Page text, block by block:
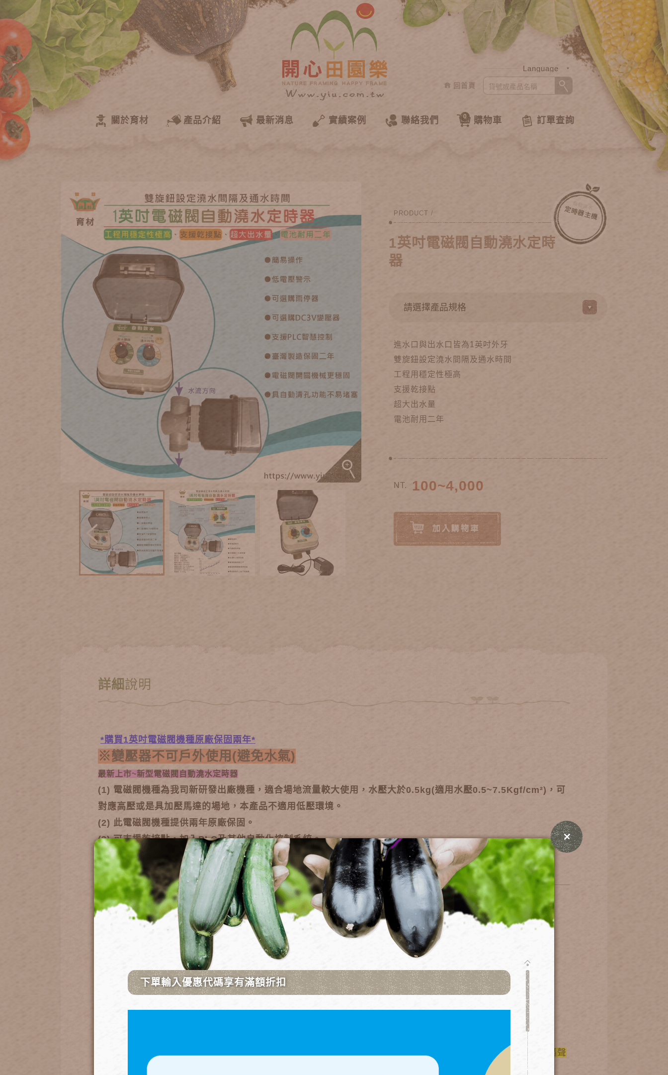
關於育材 產品介紹 最新消息 實績案例 聯絡我們 購物車
0 訂單查詢
回首頁
Language
中文
自動澆水
定時器主機
PRODUCT /
1英吋電磁閥自動澆水定時
器
進水口與出水口皆為1英吋外牙
雙旋鈕設定澆水間隔及通水時間
工程用穩定性極高
支援乾接點
超大出水量
電池耐用二年
NT. 100~4,000
詳細說明
*購買1英吋電磁閥機種原廠保固兩年*
※變壓器不可戶外使用(避免水氣)
最新上市~新型電磁閥自動澆水定時器
(1) 電磁閥機種為我司新研發出廠機種，適合場地流量較大使用，水壓大於0.5kg(適用水壓0.5~7.5Kgf/cm²)，可
對應高壓或是具加壓馬達的場地，本產品不適用低壓環境。
(2) 此電磁閥機種提供兩年原廠保固。
(3) 可支援乾接點，加入PLC及其他自動化控制系統。
(4) 大流量、極省電且穩定性極高，兩顆鹼性電池可用三年以上。
(5) 電磁閥開關機械更穩固，具自動清孔功能不易堵塞，機器穩定性高。
產品特點：
雙旋鈕式定時器操作簡易，可設定各種澆水間隔及各種澆水時間，操作簡單。
*若場地有WiFi需設定任意時段(6個時段)自動澆水時間，可另外參考
WIFI型定時器
使用 2顆3號AA鹼性電池
客戶反饋某些電池使用一段時間會有電池漏液問題，推薦使用三大廠牌 :國際、勁量、TOSHIBA等，
持續逼逼聲
（閃燈）是因為沒電，請立即更換鹼性電池